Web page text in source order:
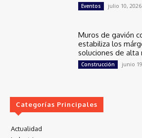
Eventos julio 10, 2026
Muros de gavión
estabiliza los
soluciones de alta
Construcción junio
Categorías Principales
Actualidad